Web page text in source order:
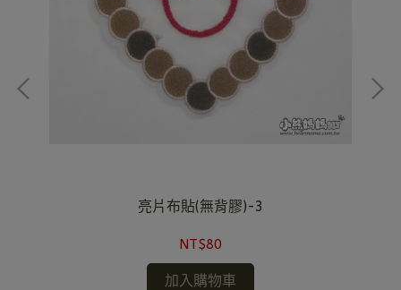
亮片布貼(無背膠)-3
NT$80
加入購物車